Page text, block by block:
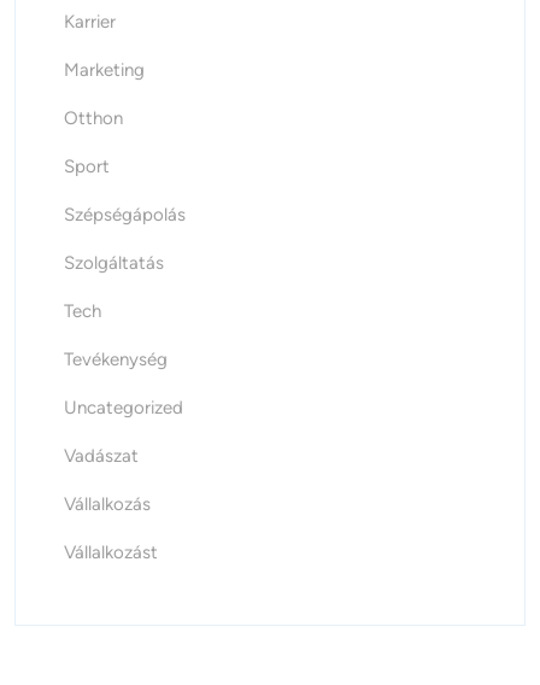
Karrier
Marketing
Otthon
Sport
Szépségápolás
Szolgáltatás
Tech
Tevékenység
Uncategorized
Vadászat
Vállalkozás
Vállalkozást